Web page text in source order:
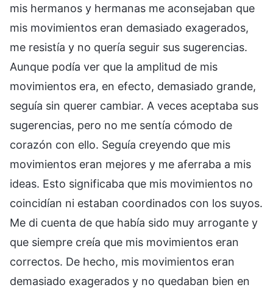
mis hermanos y hermanas me aconsejaban que
mis movimientos eran demasiado exagerados,
me resistía y no quería seguir sus sugerencias.
Aunque podía ver que la amplitud de mis
movimientos era, en efecto, demasiado grande,
seguía sin querer cambiar. A veces aceptaba sus
sugerencias, pero no me sentía cómodo de
corazón con ello. Seguía creyendo que mis
movimientos eran mejores y me aferraba a mis
ideas. Esto significaba que mis movimientos no
coincidían ni estaban coordinados con los suyos.
Me di cuenta de que había sido muy arrogante y
que siempre creía que mis movimientos eran
correctos. De hecho, mis movimientos eran
demasiado exagerados y no quedaban bien en